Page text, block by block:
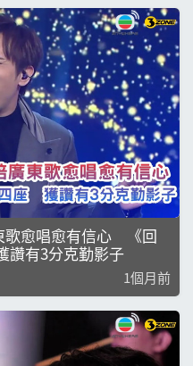
歌愈唱愈有信心 《回
有3分克勤影子
1個月前